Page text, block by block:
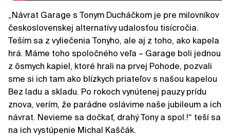
„Návrat Garage s Tonym Ducháčkom je pre milovníkov
československej alternatívy udalosťou tisícročia.
Teším sa z vyliečenia Tonyho, ale aj z toho, ako kapela
hrá. Máme toho spoločného veľa – Garage boli jednou
z ôsmych kapiel, ktoré hrali na prvej Pohode, pozvali
sme si ich tam ako blízkych priateľov s našou kapelou
Bez ladu a skladu. Po rokoch vynútenej pauzy prídu
znova, verím, že parádne oslávime naše jubileum a ich
návrat. Nevieme sa dočkať, drahý Tony a spol.!“ teší sa
na ich vystúpenie Michal Kaščák.